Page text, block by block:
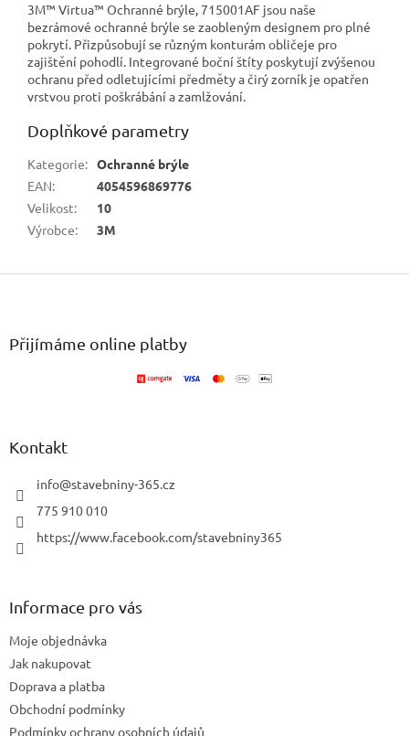
3M™ Virtua™ Ochranné brýle, 715001AF jsou naše
bezrámové ochranné brýle se zaobleným designem pro plné
pokrytí. Přizpůsobují se různým konturám obličeje pro
zajištění pohodlí. Integrované boční štíty poskytují zvýšenou
ochranu před odletujícími předměty a čirý zorník je opatřen
vrstvou proti poškrábání a zamlžování.
Doplňkové parametry
Kategorie: Ochranné brýle
EAN:
4054596869776
Velikost:
10
Výrobce: 3M
Přijímáme online platby
Kontakt
info@stavebniny-365.cz
775 910 010
https://www.facebook.com/stavebniny365
Informace pro vás
Moje objednávka
Jak nakupovat
Doprava a platba
Obchodní podmínky
Podmínky ochrany osobních údajů